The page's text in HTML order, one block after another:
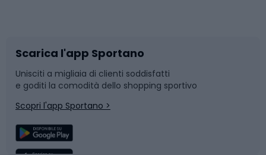
Bushcraft
Corsa
Sport di squadra
Slitte e slittini
Snowboard
Camminata nordica
Scarica l'app Sportano
Unisciti a migliaia di clienti soddisfatti
e goditi la comodità dello shopping sportivo
Scopri l'app Sportano >